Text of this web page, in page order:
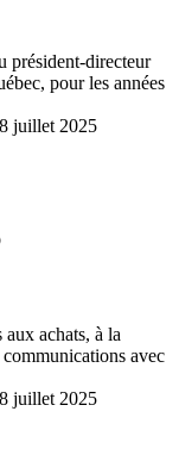
président-directeur
pour les années
juillet 2025
achats, à la
avec
juillet 2025